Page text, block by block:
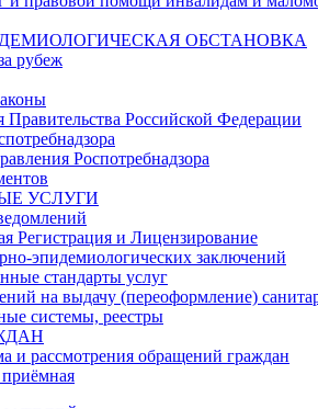
ОБСТАНОВКА
рубеж
Правительства Российской Федерации
Роспотребнадзора
УСЛУГИ
Регистрация и Лицензирование
эпидемиологических заключений
стандарты услуг
на выдачу (переоформление)
системы, реестры
и рассмотрения обращений граждан